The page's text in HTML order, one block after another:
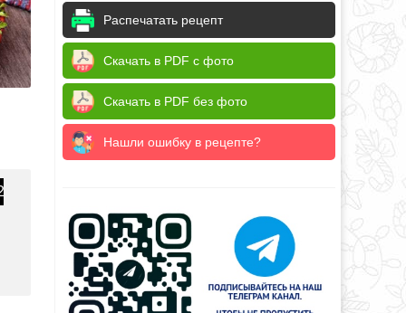
Распечатать рецепт
Скачать в PDF с фото
Скачать в PDF без фото
Нашли ошибку в рецепте?